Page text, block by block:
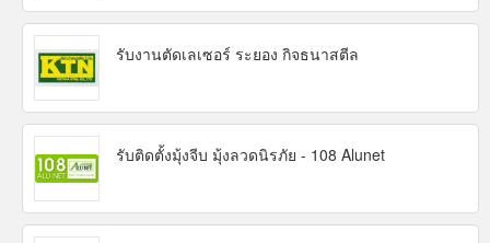
รับงานตัดเลเซอร์ ระยอง กิจธนาสตีล
รับติดตั้งมุ้งจีบ มุ้งลวดนิรภัย - 108 Alunet